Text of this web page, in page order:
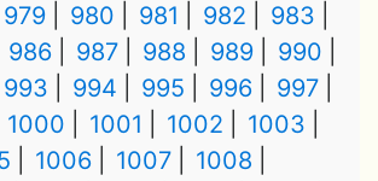
979 980 981 982
983
986 987 988 989
990
993 994 995 996
997
1000 1001 1002
1003
1006 1007
1008